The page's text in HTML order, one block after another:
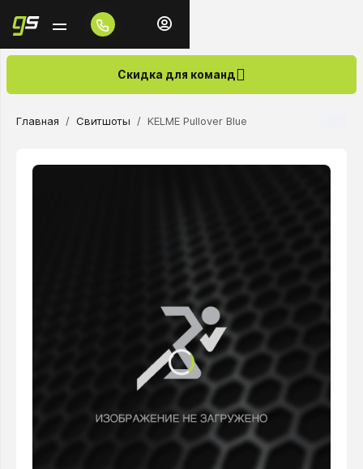
Скидка для команд
Главная Свитшоты KELME Pullover Blue